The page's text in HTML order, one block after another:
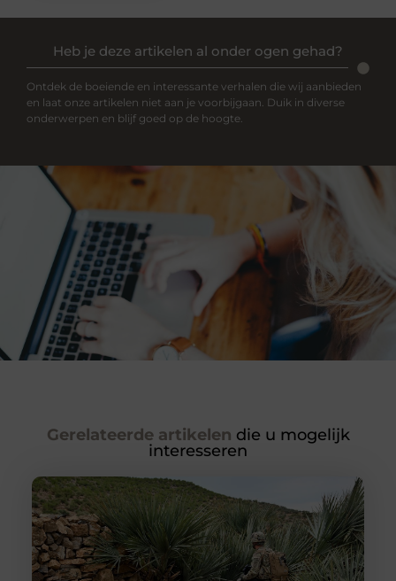
Heb je deze artikelen al onder ogen gehad?
Ontdek de boeiende en interessante verhalen die wij aanbieden
en laat onze artikelen niet aan je voorbijgaan. Duik in diverse
onderwerpen en blijf goed op de hoogte.
Gerelateerde artikelen die u mogelijk
interesseren